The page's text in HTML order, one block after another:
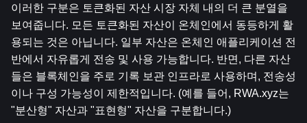
이러한 구분은 토큰화된 자산 시장 자체 내의 더 큰 분열을
보여줍니다. 모든 토큰화된 자산이 온체인에서 동등하게 활
용되는 것은 아닙니다. 일부 자산은 온체인 애플리케이션 전
반에서 자유롭게 전송 및 사용 가능합니다. 반면, 다른 자산
들은 블록체인을 주로 기록 보관 인프라로 사용하며, 전송성
이나 구성 가능성이 제한적입니다. (예를 들어, RWA.xyz는
"분산형" 자산과 "표현형" 자산을 구분합니다.)